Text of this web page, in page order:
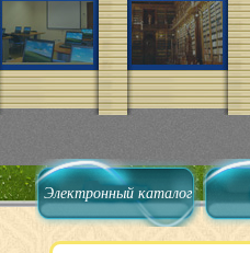
Электронный каталог